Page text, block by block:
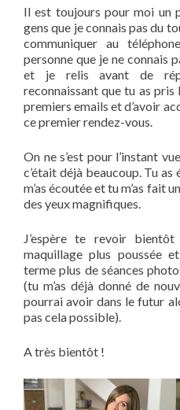
Il est toujours pour moi un
gens que je connais pas du
communiquer au
personne que je ne connais
et je relis avant de
reconnaissant que tu as
premiers emails et d’avoir
ce premier rendez-vous.
On ne s’est pour l’instant
c’était déjà beaucoup. Tu
m’as écoutée et tu m’as fait
des yeux magnifiques.
J’espère te revoir
maquillage plus poussée
terme plus de séances
(tu m’as déjà donné de
pourrai avoir dans le futur
pas cela possible).
A très bientôt !